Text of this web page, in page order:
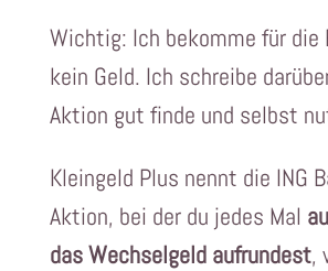
Wichtig: Ich bekomme für die
kein Geld. Ich schreibe
Aktion gut finde und selbst
Kleingeld Plus nennt die ING
Aktion, bei der du jedes Mal
das Wechselgeld aufrundest,